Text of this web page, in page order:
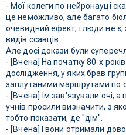
- Мої колеги по нейронауці
це неможливо, але багато
очевидний ефект, і люди не є,
видів ссавців.
Але досі докази були
- [Вчена] На початку 80-х
дослідження, у яких брав
заплутаними маршрутами по
- [Вчена] Їм зав'язували очі, а
учнів просили визначити, з
тобто показати, де "дім".
- [Вчена] І вони отримали